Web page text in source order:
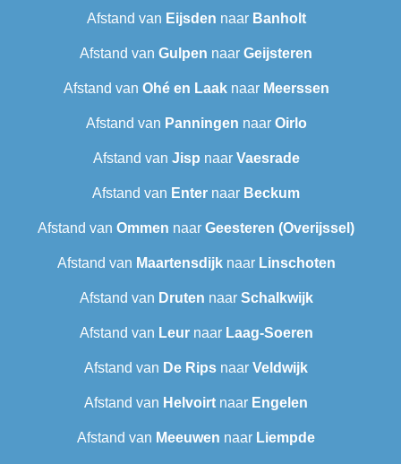
Afstand van Eijsden naar Banholt
Afstand van Gulpen naar Geijsteren
Afstand van Ohé en Laaknaar Meerssen
Afstand van Panningen naar Oirlo
Afstand van Jisp naar Vaesrade
Afstand van Enter naar Beckum
Afstand van Ommen naar Geesteren (Overijssel)
Afstand van Maartensdijknaar Linschoten
Afstand van Druten naar Schalkwijk
Afstand van Leurnaar Laag-Soeren
Afstand van De Rips naar Veldwijk
Afstand van Helvoirt naar Engelen
Afstand van Meeuwen naar Liempde